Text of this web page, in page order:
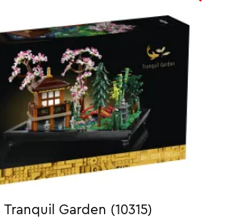
Garden (10315)